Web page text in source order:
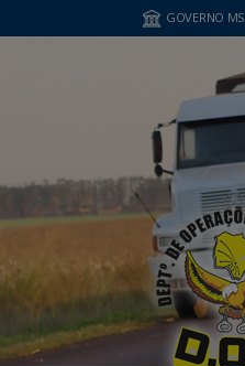
GOVERNO MS